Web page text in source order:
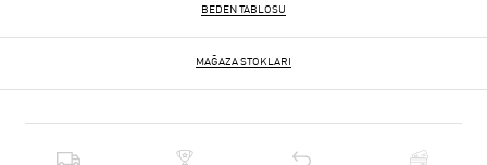
BEDEN TABLOSU
MAĞAZA STOKLARI